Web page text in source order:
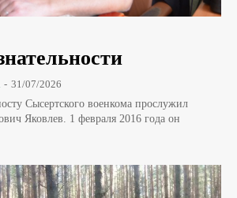
- 31/07/2026
Сысертского военкома прослужил
Яковлев. 1 февраля 2016 года он